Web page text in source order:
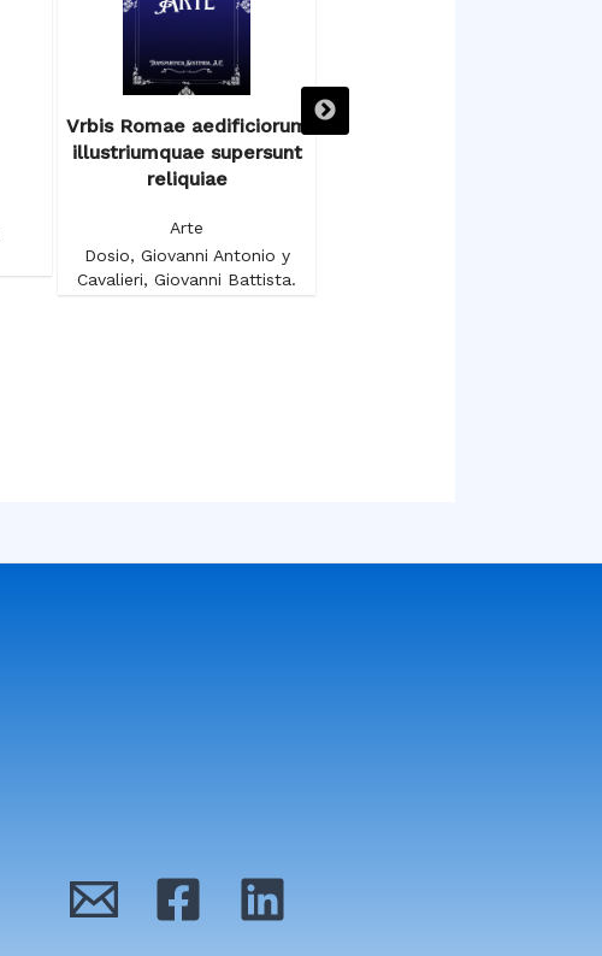
Vrbis Romae aedificiorum
illustriumquae supersunt
reliquiae
Arte
Dosio, Giovanni Antonio y
Cavalieri, Giovanni Battista.
Voyage autour du Salon